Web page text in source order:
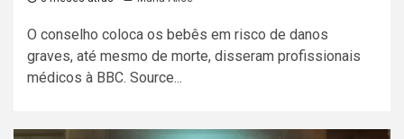
O conselho coloca os bebês em risco de danos
graves, até mesmo de morte, disseram profissionais
médicos à BBC. Source...